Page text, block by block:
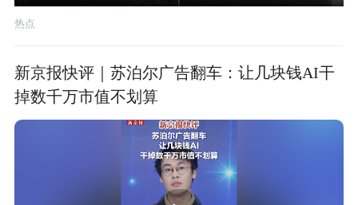
热点
新京报快评｜苏泊尔广告翻车：让几块钱AI干
掉数千万市值不划算